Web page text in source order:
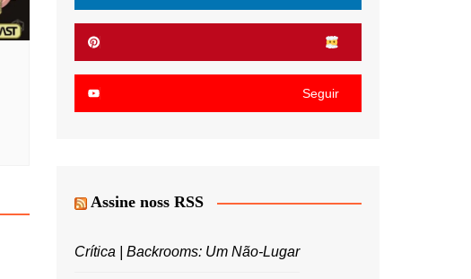
Seguir
Assine noss RSS
Crítica | Backrooms: Um Não-Lugar